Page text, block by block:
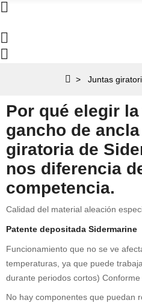
Juntas
Por qué elegir
gancho de
giratoria de
nos diferencia
competencia.
Calidad del material aleación
Patente depositada Sidermarine
Funcionamiento que no se ve
temperaturas, ya que puede
durante periodos cortos)
No hay componentes que puedan